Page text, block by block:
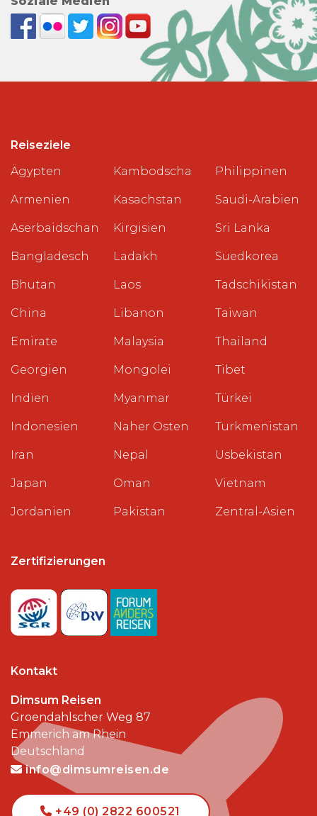
Reiseziele
Ägypten
Armenien
Aserbaidschan
Bangladesch
Bhutan
China
Emirate
Georgien
Indien
Indonesien
Iran
Japan
Jordanien
Kambodscha
Kasachstan
Kirgisien
Ladakh
Laos
Libanon
Malaysia
Mongolei
Myanmar
Naher Osten
Nepal
Oman
Pakistan
Philippinen
Saudi-Arabien
Sri Lanka
Suedkorea
Tadschikistan
Taiwan
Thailand
Tibet
Türkei
Turkmenistan
Usbekistan
Vietnam
Zentral-Asien
Zertifizierungen
Kontakt
Dimsum Reisen
Groendahlscher Weg 87
Emmerich am Rhein
Deutschland
info@dimsumreisen.de
+49 (0) 2822 600521